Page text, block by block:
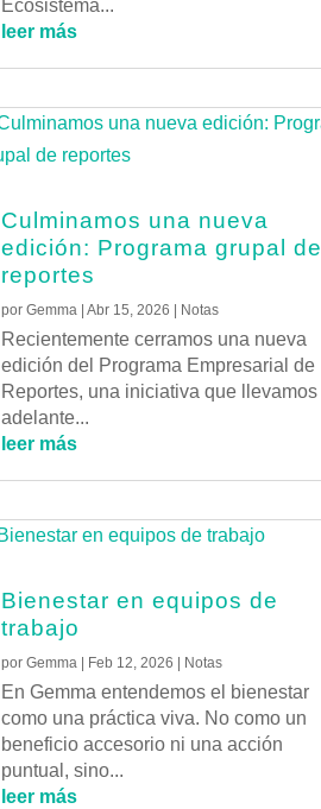
Ecosistema...
leer más
Culminamos una nueva
edición: Programa grupal de
reportes
por Gemma| Abr 15, 2026 Notas
Recientemente cerramos una nueva
edición del Programa Empresarial de
Reportes, una iniciativa que llevamos
adelante...
leer más
Bienestar en equipos de
trabajo
por Gemma| Feb 12, 2026 Notas
En Gemma entendemos el bienestar
como una práctica viva. No como un
beneficio accesorio ni una acción
puntual, sino...
leer más